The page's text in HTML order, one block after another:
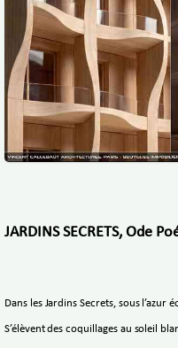
JARDINS SECRETS, Ode
Dans les Jardins Secrets, sous l’azur
S’élèvent des coquillages au soleil